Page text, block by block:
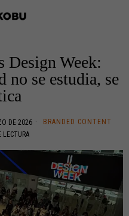
Design Week:
no se estudia, se
DE 2026
BRANDED CONTENT
LECTURA